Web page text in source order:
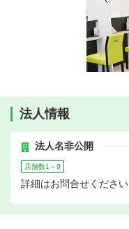
法人情報
法人名非公開
店舗数1～9
詳細はお問合せください